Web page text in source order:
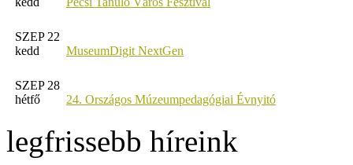
SZEP 22
kedd
MuseumDigit NextGen
SZEP 28
hétfő
24. Országos Múzeumpedagógiai Évnyitó
legfrissebb híreink